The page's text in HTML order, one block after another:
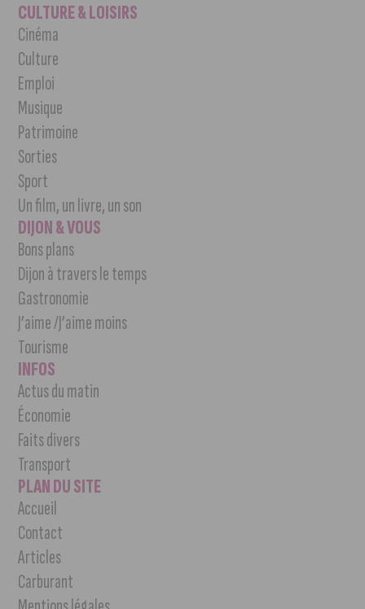
CULTURE & LOISIRS
Cinéma
Culture
Emploi
Musique
Patrimoine
Sorties
Sport
Un film, un livre, un son
DIJON & VOUS
Bons plans
Dijon à travers le temps
Gastronomie
J’aime /J’aime moins
Tourisme
INFOS
Actus du matin
Économie
Faits divers
Transport
PLAN DU SITE
Accueil
Contact
Articles
Carburant